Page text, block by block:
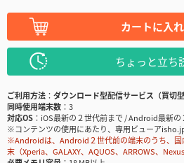
カートに入
ちょっと立ち
ご利用方法
ダウンロード型配信サービス（買切型
同時使用端末数
3
対応OS
iOS最新の２世代前まで / Android最新の
※コンテンツの使用にあたり、専用ビューア
※Androidは、Android２世代前の端末のうち、国
末（Xperia、GALAXY、AQUOS、ARROWS、